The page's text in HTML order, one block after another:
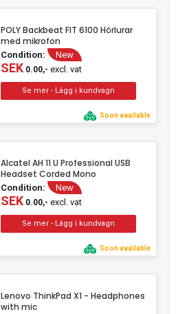
POLY Backbeat FIT 6100 Hörlurar
med mikrofon
Condition: New
SEK0.00,- excl. vat
Soon available
Alcatel AH 11 U Professional USB
Headset Corded Mono
Condition: New
SEK0.00,- excl. vat
Soon available
Lenovo ThinkPad X1 - Headphones
with mic